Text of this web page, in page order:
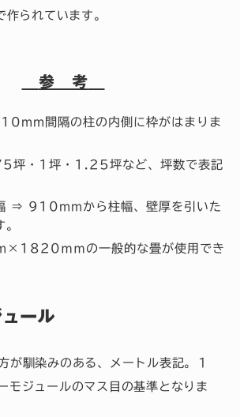
れています。
参 考
間隔の柱の内側に枠がはまりま
坪・1坪・1.25坪など、坪数で表記
⇒ 910mmから柱幅、壁厚を引いた
ｍｍの一般的な畳が使用でき
ール
が馴染みのある、メートル表記。１
モジュールのマス目の基準となりま